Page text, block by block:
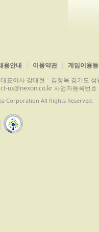
용안내 이용약관
게임이용
표이사 강대현ㆍ김정욱 경기도
us@nexon.co.kr 사업자등록번
Corporation All Rights Reserved.
|